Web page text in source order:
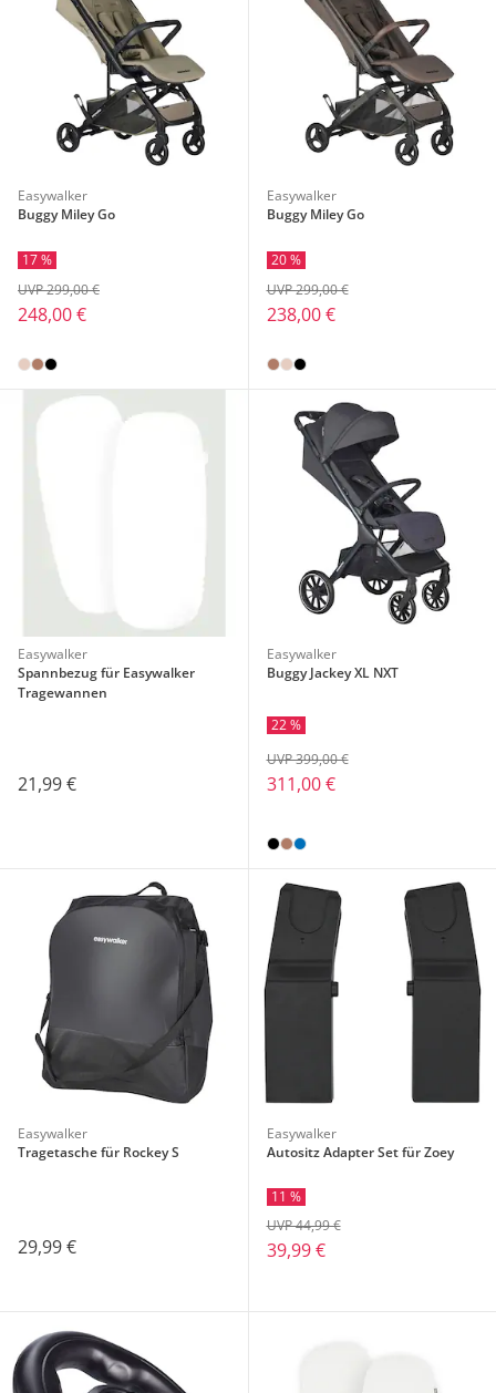
Easywalker
Buggy Miley Go
17 %
248,00 €
UVP 299,00 €
Easywalker
Buggy Miley Go
20 %
238,00 €
UVP 299,00 €
Easywalker
Spannbezug für Easywalker
Tragewannen
21,99 €
Easywalker
Buggy Jackey XL NXT
22 %
311,00 €
UVP 399,00 €
Easywalker
Tragetasche für Rockey S
29,99 €
Easywalker
Autositz Adapter Set für Zoey
11 %
39,99 €
UVP 44,99 €